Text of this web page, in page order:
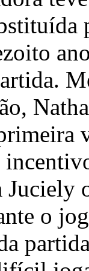
Juciely
o